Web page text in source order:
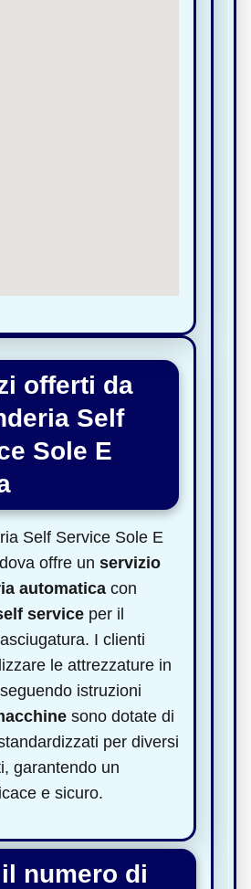
offerti da
Self
Sole E
Self Service Sole E
offre un servizio
automatica con
service per il
I clienti
le attrezzature in
istruzioni
sono dotate di
per diversi
garantendo un
e sicuro.
numero di